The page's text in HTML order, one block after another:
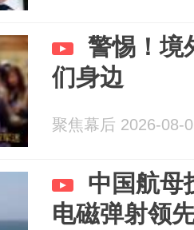
警惕！境
们身边
聚焦幕后 2026-08-
中国航母
电磁弹射领